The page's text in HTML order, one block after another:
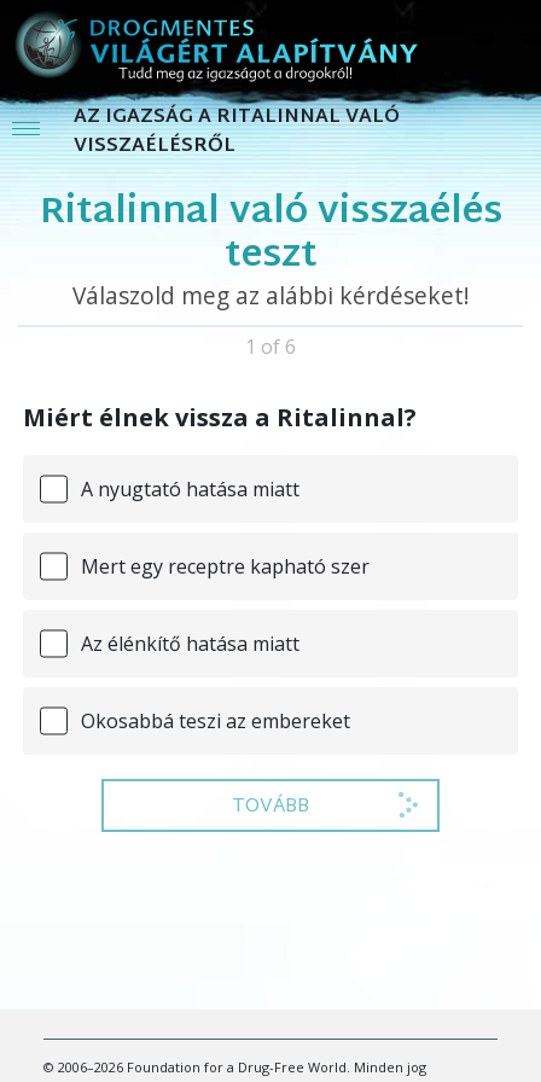
AZ IGAZSÁG A RITALINNAL VALÓ
VISSZAÉLÉSRŐL
Ritalinnal való visszaélés
teszt
Válaszold meg az alábbi kérdéseket!
1 of 6
Miért élnek vissza a Ritalinnal?
A nyugtató hatása miatt
Mert egy receptre kapható szer
Az élénkítő hatása miatt
Okosabbá teszi az embereket
TOVÁBB
© 2006–2026 Foundation for a Drug-Free World. Minden jog